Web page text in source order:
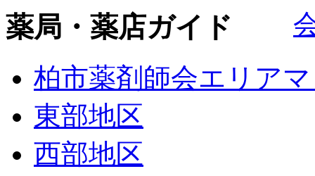
薬局・薬店ガイド
柏市薬剤師会エリア
東部地区
西部地区